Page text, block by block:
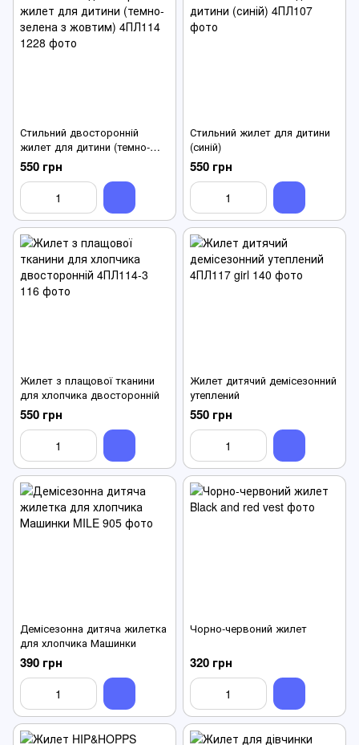
Стильний двосторонній
жилет для дитини (темно-
зелена з жовтим)
550 грн
Стильний жилет для дитини
(синій)
550 грн
Жилет з плащової тканини
для хлопчика двосторонній
550 грн
Жилет дитячий демісезонний
утеплений
550 грн
Демісезонна дитяча жилетка
для хлопчика Машинки
390 грн
Чорно-червоний жилет
320 грн